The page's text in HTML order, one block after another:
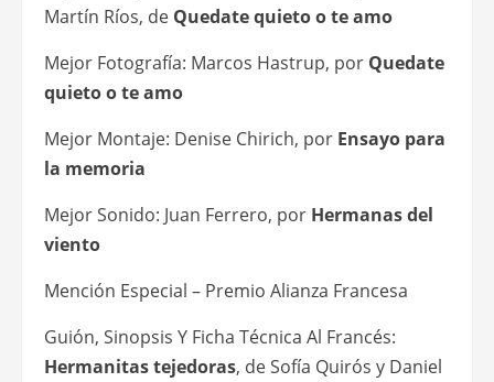
Martín Ríos, de Quedate quieto o te amo
Mejor Fotografía: Marcos Hastrup, por Quedate
quieto o te amo
Mejor Montaje: Denise Chirich, por Ensayo para
la memoria
Mejor Sonido: Juan Ferrero, por Hermanas del
viento
Mención Especial – Premio Alianza Francesa
Guión, Sinopsis Y Ficha Técnica Al Francés:
Hermanitas tejedoras, de Sofía Quirós y Daniel